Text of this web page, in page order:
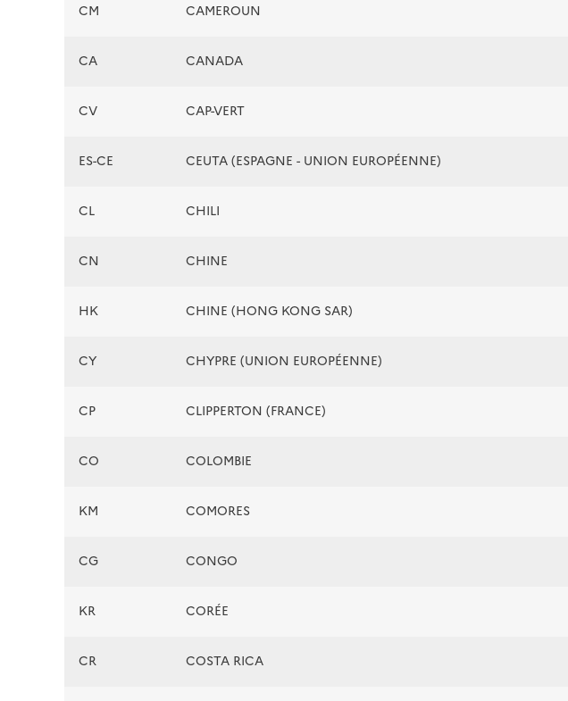
CM CAMEROUN
CA CANADA
CV CAP-VERT
ES-CE CEUTA (ESPAGNE - UNION EUROPÉENNE)
CL CHILI
CN CHINE
HK CHINE (HONG KONG SAR)
CY CHYPRE (UNION EUROPÉENNE)
CP CLIPPERTON (FRANCE)
CO COLOMBIE
KM COMORES
CG CONGO
KR CORÉE
CR COSTA RICA